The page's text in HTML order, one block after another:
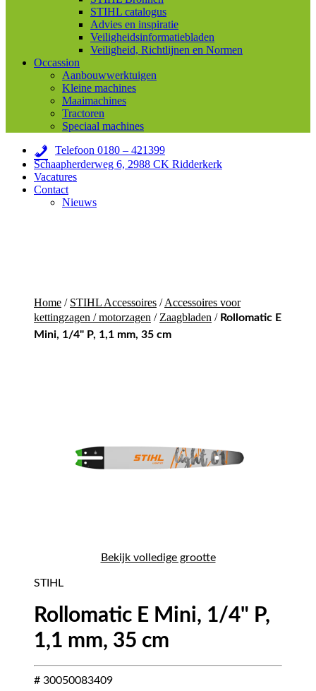
STIHL catalogus
Advies en inspiratie
Veiligheidsinformatiebladen
Veiligheid, Richtlijnen en Normen
Occassion
Aanbouwwerktuigen
Kleine machines
Maaimachines
Tractoren
Speciaal machines
Telefoon 0180 – 421399
Schaapherderweg 6, 2988 CK Ridderkerk
Vacatures
Contact
Nieuws
Home / STIHL Accessoires /Accessoires voor
kettingzagen / motorzagen / Zaagbladen / Rollomatic E
Mini, 1/4" P, 1,1 mm, 35 cm
Bekijk volledige grootte
STIHL
Rollomatic E Mini, 1/4" P,
1,1 mm, 35 cm
# 30050083409